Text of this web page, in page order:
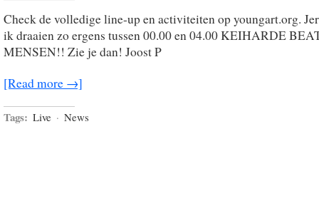
Check de volledige line-up en activiteiten op youngart.org.
ik draaien zo ergens tussen 00.00 en 04.00 KEIHARDE
MENSEN!! Zie je dan! Joost P
[Read more →]
Tags: Live · News